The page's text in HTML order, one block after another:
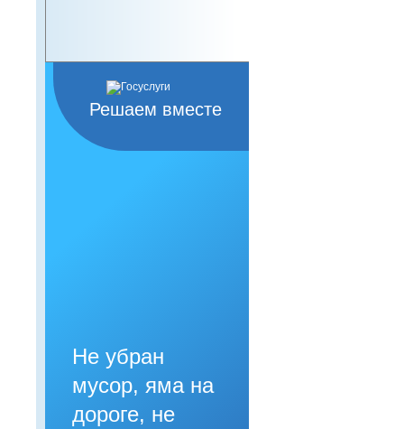
Решаем вместе
Не убран
мусор, яма на
дороге, не